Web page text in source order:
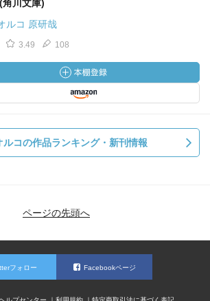
川文庫)
ルコ 原研哉
3.49 108
ルコの作品ランキング・新刊情報
ページの先頭へ
フォロー Facebookページ